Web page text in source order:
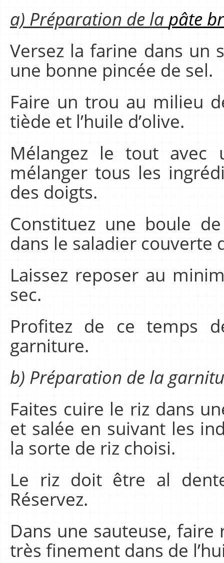
a) Préparation de la pâte
Versez la farine dans un
une bonne pincée de sel.
Faire un trou au milieu
tiède et l’huile d’olive.
Mélangez le tout
mélanger tous les
des doigts.
Constituez une boule
dans le saladier couverte
Laissez reposer au
sec.
Profitez de ce temps
garniture.
b) Préparation de la
Faites cuire le riz dans
et salée en suivant les
la sorte de riz choisi.
Le riz doit être al
Réservez.
Dans une sauteuse,
très finement dans de